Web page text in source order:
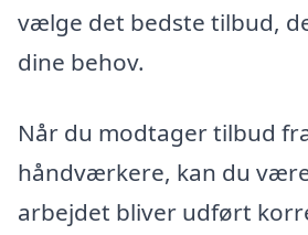
vælge det bedste tilbud,
dine behov.
Når du modtager tilbud
håndværkere, kan du
arbejdet bliver udført